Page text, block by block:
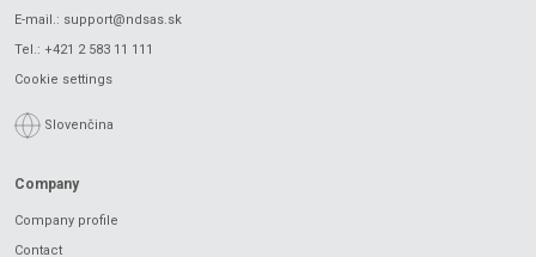
E-mail.: support@ndsas.sk
Tel.: +421 2 583 11 111
Cookie settings
Slovenčina
Company
Company profile
Contact